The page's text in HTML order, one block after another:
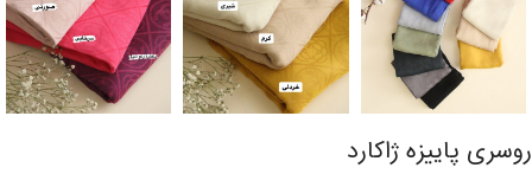
روسری پاییزه ژاکارد